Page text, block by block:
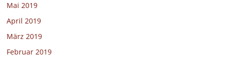
Mai 2019
April 2019
März 2019
Februar 2019